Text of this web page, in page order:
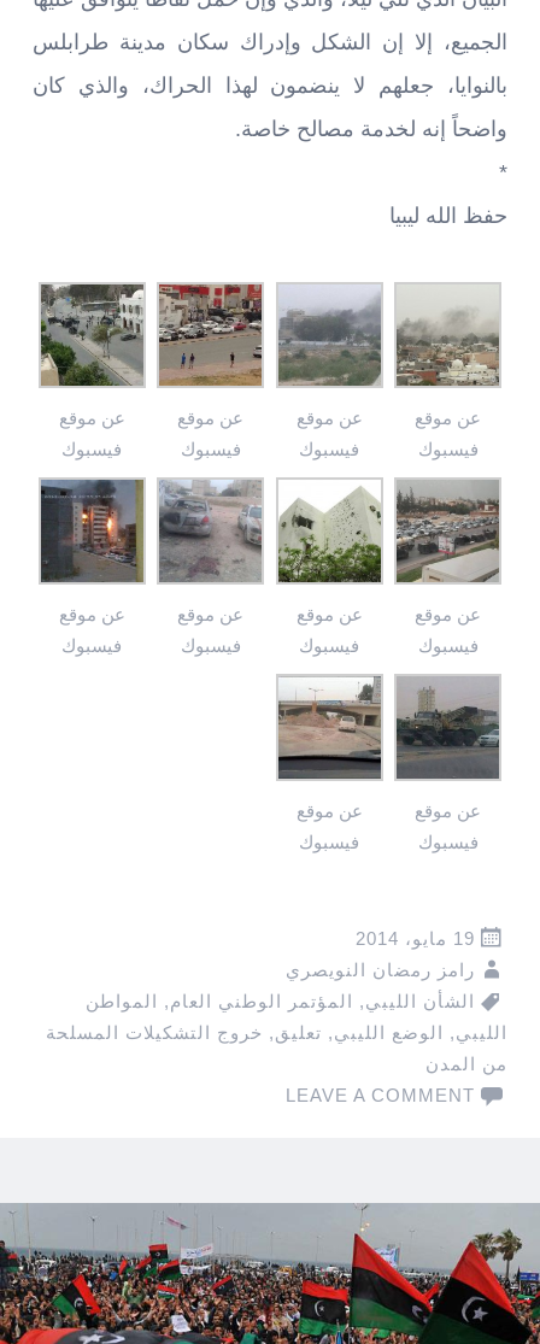
الجميع، إلا إن الشكل وإدراك سكان مدينة طرابلس
بالنوايا، جعلهم لا ينضمون لهذا الحراك، والذي كان
واضحاً إنه لخدمة مصالح خاصة.
*
حفظ الله ليبيا
عن موقع
فيسبوك
عن موقع
فيسبوك
عن موقع
فيسبوك
عن موقع
فيسبوك
عن موقع
فيسبوك
عن موقع
فيسبوك
عن موقع
فيسبوك
عن موقع
فيسبوك
عن موقع
فيسبوك
عن موقع
فيسبوك
19 مايو، 2014
رامز رمضان النويصري
الشأن الليبي, المؤتمر الوطني العام, المواطن
الليبي, الوضع الليبي, تعليق, خروج التشكيلات المسلحة
من المدن
LEAVE A COMMENT